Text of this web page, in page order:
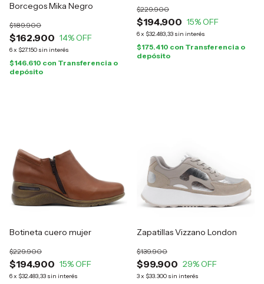
Borcegos Mika Negro
$162.900
$189.900
14% OFF
6x $27.150 sin interés
$146.610 con Transferencia o
depósito
$194.900
$229.900
15% OFF
6x $32.483,33 sin interés
$175.410 con Transferencia o
depósito
Botineta cuero mujer
$194.900
$229.900
15% OFF
6x $32.483,33 sin interés
Zapatillas Vizzano London
$99.900
$139.900
29% OFF
3x $33.300 sin interés